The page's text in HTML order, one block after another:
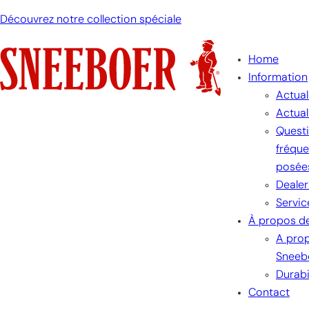
Découvrez notre collection spéciale
Home
Information
À propos
A
Contact